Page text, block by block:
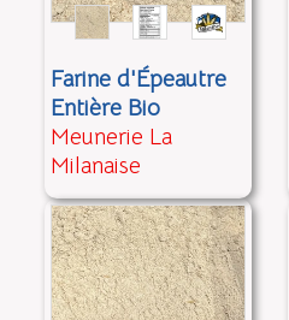
Farine d'Épeautre
Entière Bio
Meunerie La
Milanaise